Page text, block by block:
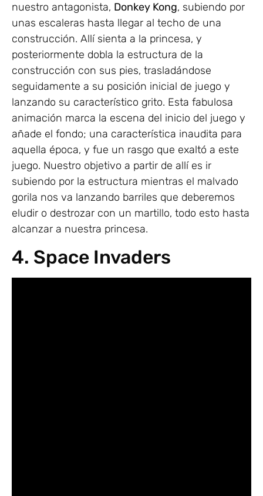
nuestro antagonista, Donkey Kong, subiendo por
unas escaleras hasta llegar al techo de una
construcción. Allí sienta a la princesa, y
posteriormente dobla la estructura de la
construcción con sus pies, trasladándose
seguidamente a su posición inicial de juego y
lanzando su característico grito. Esta fabulosa
animación marca la escena del inicio del juego y
añade el fondo; una característica inaudita para
aquella época, y fue un rasgo que exaltó a este
juego. Nuestro objetivo a partir de allí es ir
subiendo por la estructura mientras el malvado
gorila nos va lanzando barriles que deberemos
eludir o destrozar con un martillo, todo esto hasta
alcanzar a nuestra princesa.
4. Space Invaders